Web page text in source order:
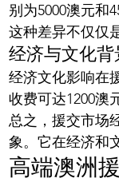
别为5000澳元和
这种差异不仅仅
经济与文化
经济文化影响在
收费可达1200澳
总之，援交市场
象。它在经济和
高端澳洲